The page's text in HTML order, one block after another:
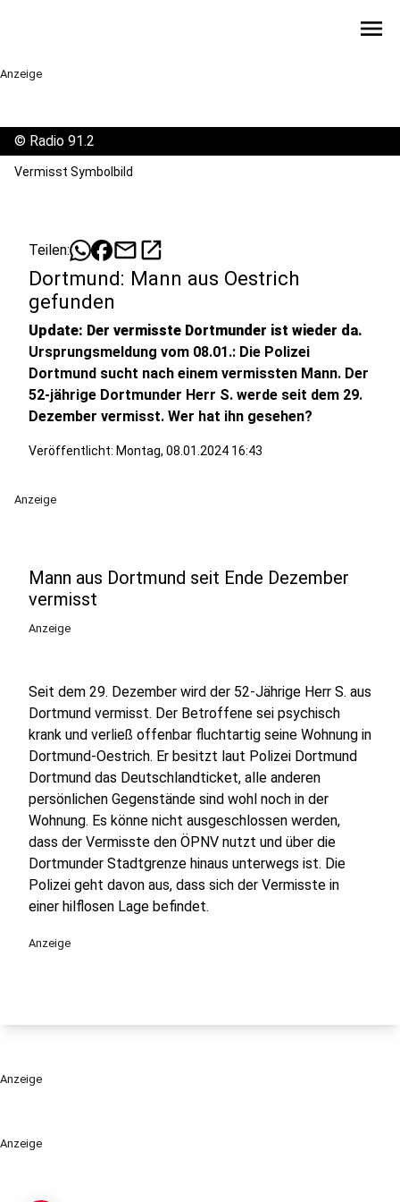
menu
Anzeige
Anzeige
© Radio 91.2
Vermisst Symbolbild
Teilen: mailopen_in_new
Dortmund: Mann aus Oestrich
gefunden
Update: Der vermisste Dortmunder ist wieder da.
Ursprungsmeldung vom 08.01.: Die Polizei
Dortmund sucht nach einem vermissten Mann. Der
52-jährige Dortmunder Herr S. werde seit dem 29.
Dezember vermisst. Wer hat ihn gesehen?
Veröffentlicht: Montag, 08.01.2024 16:43
Anzeige
Mann aus Dortmund seit Ende Dezember
vermisst
Anzeige
Seit dem 29. Dezember wird der 52-Jährige Herr S. aus
Dortmund vermisst. Der Betroffene sei psychisch
krank und verließ offenbar fluchtartig seine Wohnung in
Dortmund-Oestrich. Er besitzt laut Polizei Dortmund
Dortmund das Deutschlandticket, alle anderen
persönlichen Gegenstände sind wohl noch in der
Wohnung. Es könne nicht ausgeschlossen werden,
dass der Vermisste den ÖPNV nutzt und über die
Dortmunder Stadtgrenze hinaus unterwegs ist. Die
Polizei geht davon aus, dass sich der Vermisste in
einer hilflosen Lage befindet.
Anzeige
Anzeige